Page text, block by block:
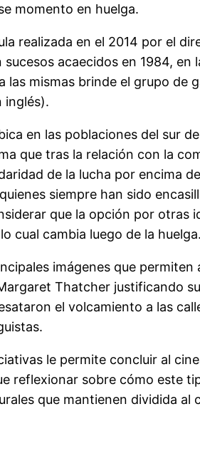
momento en huelga.
realizada en el 2014 por el
acaecidos en 1984,
las mismas brinde el grupo
inglés).
en las poblaciones del sur
que tras la relación con la
de la lucha por encima
siempre han sido
que la opción por otras
cual cambia luego de la huelga.
imágenes que
Thatcher justificando
el volcamiento a las
le permite concluir al
reflexionar sobre cómo este
que mantienen dividida al